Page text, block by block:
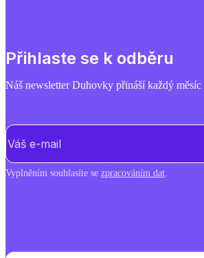
Přihlaste se k odběru
Náš newsletter Duhovky přináší každý měsíc
E-mail
Vyplněním souhlasíte se zpracováním dat.